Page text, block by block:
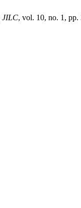
JILC, vol. 10, no. 1, pp.